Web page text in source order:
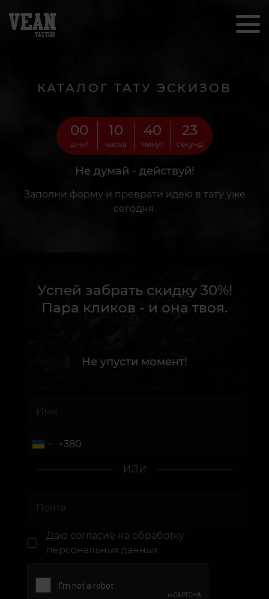
КАТАЛОГ ТАТУ ЭСКИЗОВ
00
дней
10
часов
40
минут
22
секунд
Не думай - действуй!
Заполни форму и преврати идею в тату уже
сегодня.
Успей забрать скидку 30%!
Пара кликов - и она твоя.
Не упусти момент!
ИЛИ
Даю согласие на обработку
персональных данных